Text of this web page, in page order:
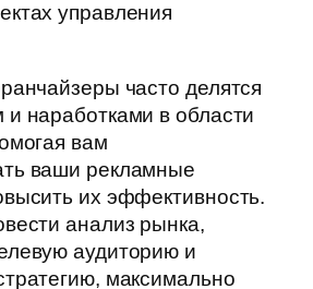
управления
часто делятся
наработками в области
вам
ваши рекламные
их эффективность.
анализ рынка,
аудиторию и
максимально